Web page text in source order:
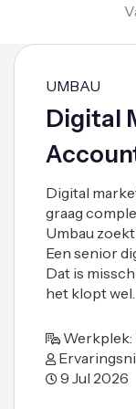
UMBAU
Digital
Digital
graag
Umbau
Een senior
Dat is
het klopt
Werkplek:
9 Jul 2026